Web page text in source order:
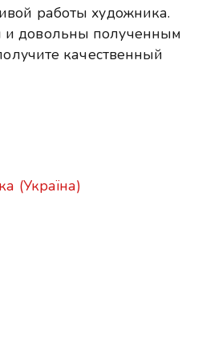
работы художника.
и довольны полученным
качественный
(Україна)